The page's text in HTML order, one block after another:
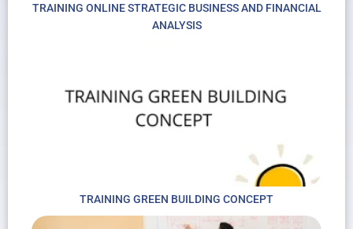
TRAINING ONLINE STRATEGIC BUSINESS AND FINANCIAL
ANALYSIS
TRAINING GREEN BUILDING CONCEPT